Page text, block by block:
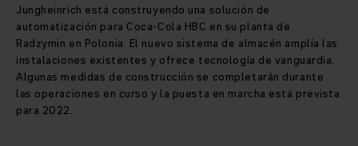
Jungheinrich está construyendo una solución de
automatización para Coca-Cola HBC en su planta de
Radzymin en Polonia. El nuevo sistema de almacén amplía las
instalaciones existentes y ofrece tecnología de vanguardia.
Algunas medidas de construcción se completarán durante
las operaciones en curso y la puesta en marcha está prevista
para 2022.